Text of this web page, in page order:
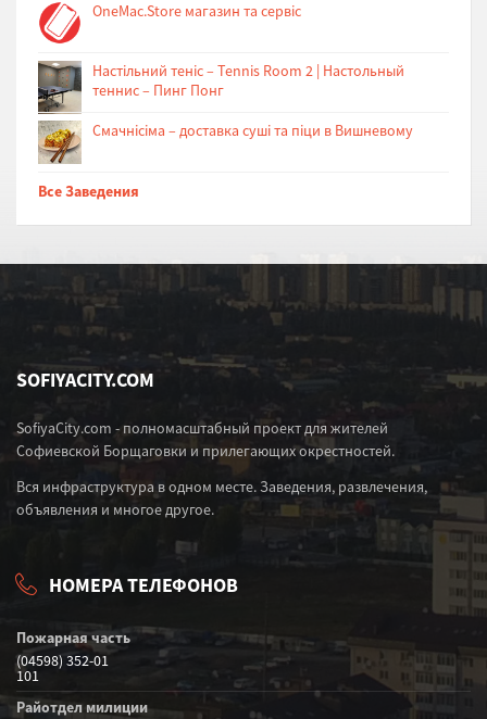
OneMac.Store магазин та сервіс
Настільний теніс – Tennis Room 2 | Настольный
теннис – Пинг Понг
Cмачнісіма – доставка суші та піци в Вишневому
Все Заведения
SOFIYACITY.COM
SofiyaCity.com - полномасштабный проект для жителей
Софиевской Борщаговки и прилегающих окрестностей.
Вся инфраструктура в одном месте. Заведения, развлечения,
объявления и многое другое.
НОМЕРА ТЕЛЕФОНОВ
Пожарная часть
(04598) 352-01
101
Райотдел милиции